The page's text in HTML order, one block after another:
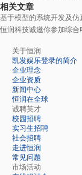
相关文章
基于模型的系统开发及
恒润科技诚邀你参加综合
关于恒润
凯发娱乐登录的简介
企业理念
企业资质
新闻中心
恒润在全球
诚聘英才
校园招聘
实习生招聘
社会招聘
走进恒润
常见问题
市场活动